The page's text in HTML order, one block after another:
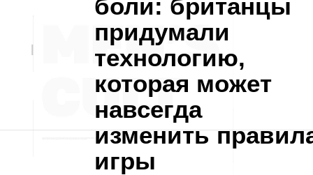
боли: британцы
придумали
технологию,
которая может
навсегда
изменить
игры